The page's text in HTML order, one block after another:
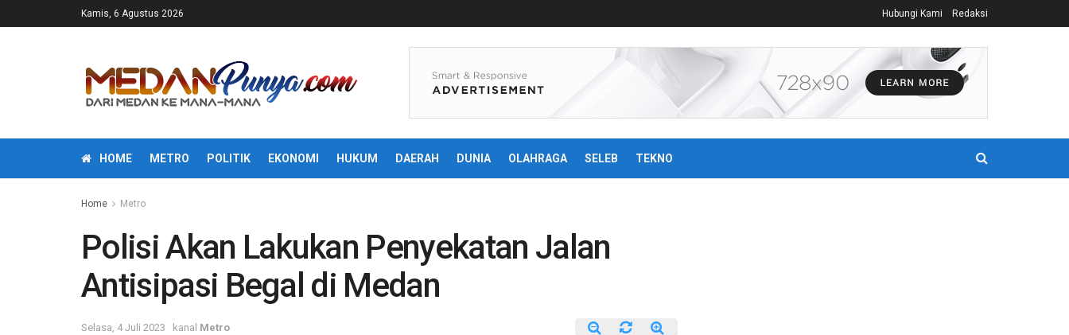
Kamis, 6 Agustus 2026 Hubungi Kami Redaksi
HOME METRO POLITIK EKONOMI HUKUM DAERAH DUNIA OLAHRAGA SELEB TEKNO
Home Metro
Polisi Akan Lakukan Penyekatan Jalan
Antisipasi Begal di Medan
Selasa, 4 Juli 2023 kanal Metro